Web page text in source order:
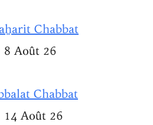
Chabbat
8 Août 26
Chabbat
14 Août 26